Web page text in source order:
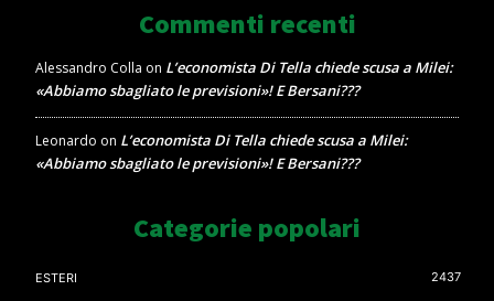
Commenti recenti
Alessandro Colla on L’economista Di Tella chiede scusa a Milei:
«Abbiamo sbagliato le previsioni»! E Bersani???
Leonardo on L’economista Di Tella chiede scusa a Milei:
«Abbiamo sbagliato le previsioni»! E Bersani???
Categorie popolari
ESTERI 2437